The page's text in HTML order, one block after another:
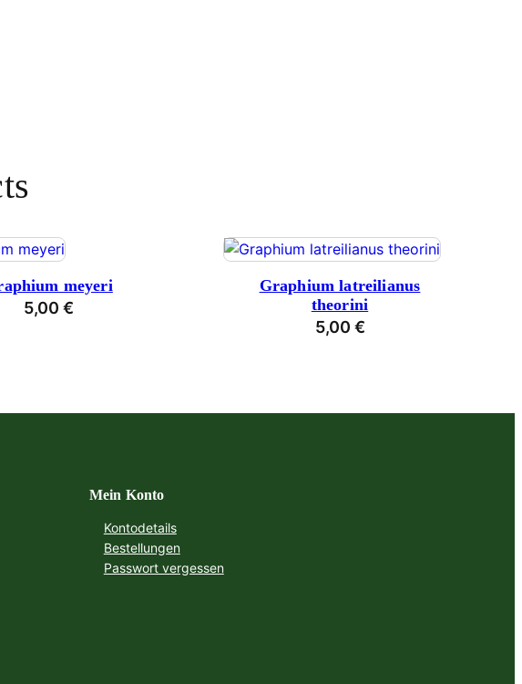
meyeri
5,00 €
Graphium latreilianus
theorini
5,00 €
Mein Konto
Kontodetails
Bestellungen
Passwort vergessen